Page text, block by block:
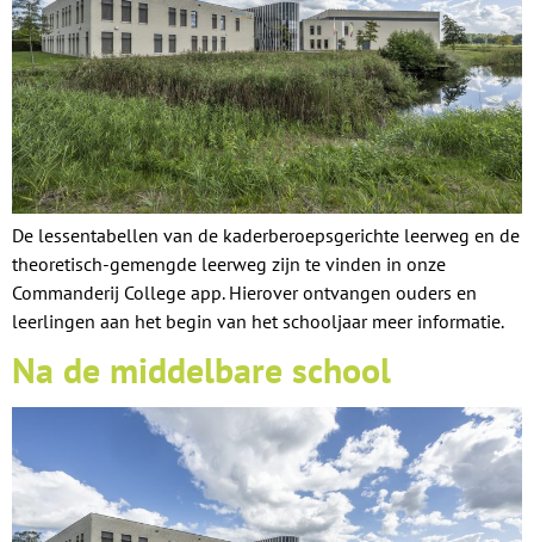
De lessentabellen van de kaderberoepsgerichte leerweg en de
theoretisch-gemengde leerweg zijn te vinden in onze
Commanderij College app. Hierover ontvangen ouders en
leerlingen aan het begin van het schooljaar meer informatie.
Na de middelbare school